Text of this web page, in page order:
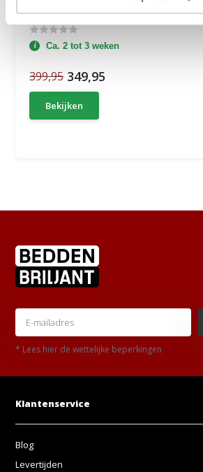
All in House Service - 5 jaar
Ca. 2 tot 3 weken
399,95 349,95
Bekijken
* Lees hier de wettelijke beperkingen
Klantenservice
Blog
Levertijden